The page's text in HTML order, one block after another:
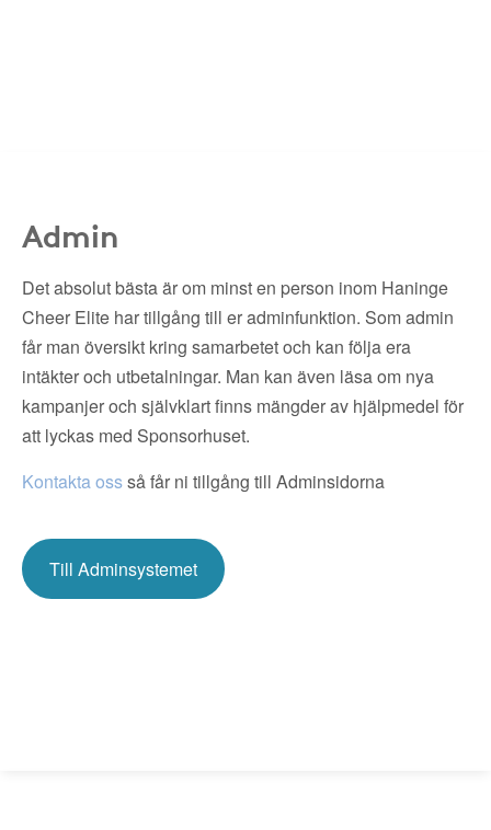
Admin
Det absolut bästa är om minst en person inom Haninge
Cheer Elite har tillgång till er adminfunktion. Som admin
får man översikt kring samarbetet och kan följa era
intäkter och utbetalningar. Man kan även läsa om nya
kampanjer och självklart finns mängder av hjälpmedel för
att lyckas med Sponsorhuset.
Kontakta ossså får ni tillgång till Adminsidorna
Till Adminsystemet